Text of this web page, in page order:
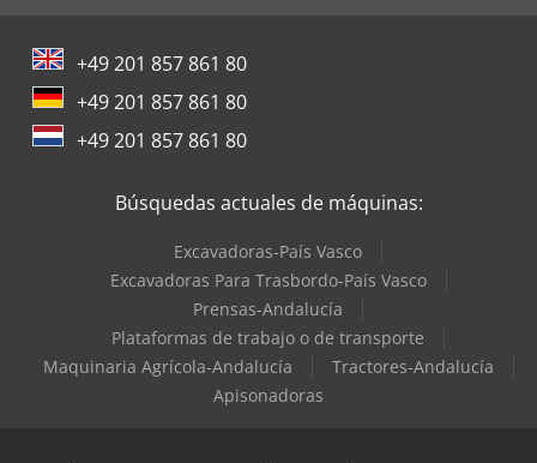
+49 201 857 861 80
+49 201 857 861 80
+49 201 857 861 80
Búsquedas actuales de máquinas:
Excavadoras-País Vasco
Excavadoras Para Trasbordo-País Vasco
Prensas-Andalucía
Plataformas de trabajo o de transporte
Maquinaria Agrícola-Andalucía
Tractores-Andalucía
Apisonadoras